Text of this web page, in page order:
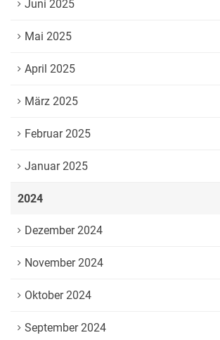
Juni 2025
Mai 2025
April 2025
März 2025
Februar 2025
Januar 2025
2024
Dezember 2024
November 2024
Oktober 2024
September 2024